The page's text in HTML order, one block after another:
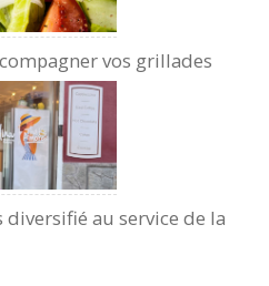
vos grillades
diversifié au service de la